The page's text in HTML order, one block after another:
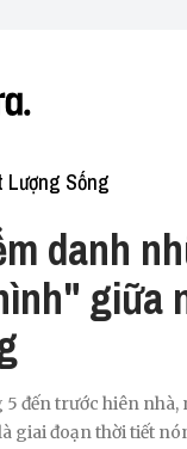
Lượng Sống
danh
giữa
đến trước hiên nhà,
giai đoạn thời tiết